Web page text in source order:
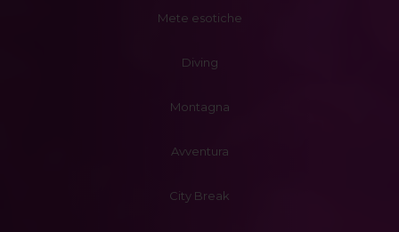
Mete esotiche
Diving
Montagna
Avventura
City Break